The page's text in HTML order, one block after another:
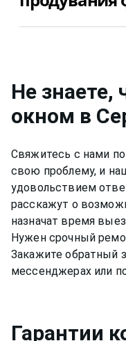
уточните сколько
Не знаете,
окном в
Свяжитесь с нами
свою проблему, и
удовольствием
расскажут о
назначат время
Нужен срочный
Закажите обратный
мессенджерах или
Гарантии